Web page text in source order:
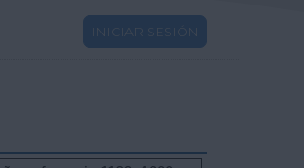
INICIAR SESIÓN